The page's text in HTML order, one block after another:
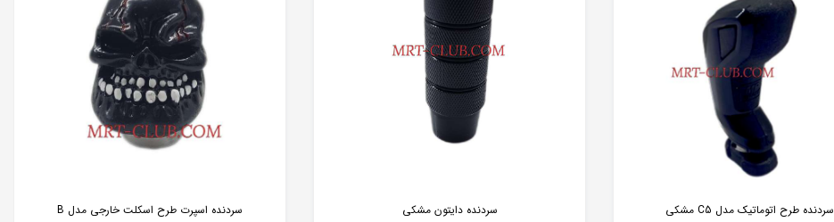
سردنده طرح اتوماتیک مدل C5 مشکی سردنده دایتون مشکی سردنده اسپرت طرح اسکلت خارجی مدل B